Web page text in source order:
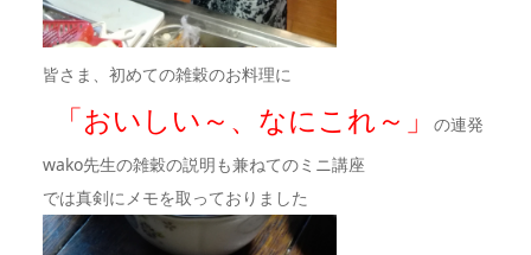
皆さま、初めての雑穀のお料理に
「おいしい～、なにこれ～」
の連発
wako先生の雑穀の説明も兼ねてのミニ講座
では真剣にメモを取っておりました